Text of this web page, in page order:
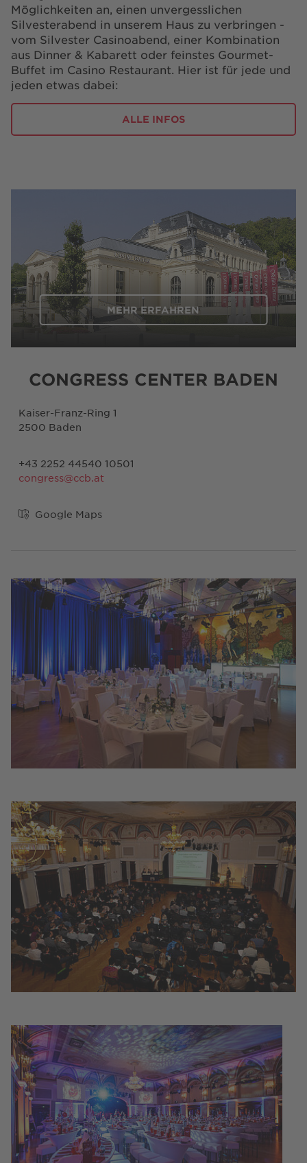
Möglichkeiten an, einen unvergesslichen
Silvesterabend in unserem Haus zu verbringen -
vom Silvester Casinoabend, einer Kombination
aus Dinner & Kabarett oder feinstes Gourmet-
Buffet im Casino Restaurant. Hier ist für jede und
jeden etwas dabei:
ALLE INFOS
MEHR ERFAHREN
CONGRESS CENTER BADEN
Kaiser-Franz-Ring 1
2500 Baden
+43 2252 44540 10501
congress@ccb.at
Google Maps